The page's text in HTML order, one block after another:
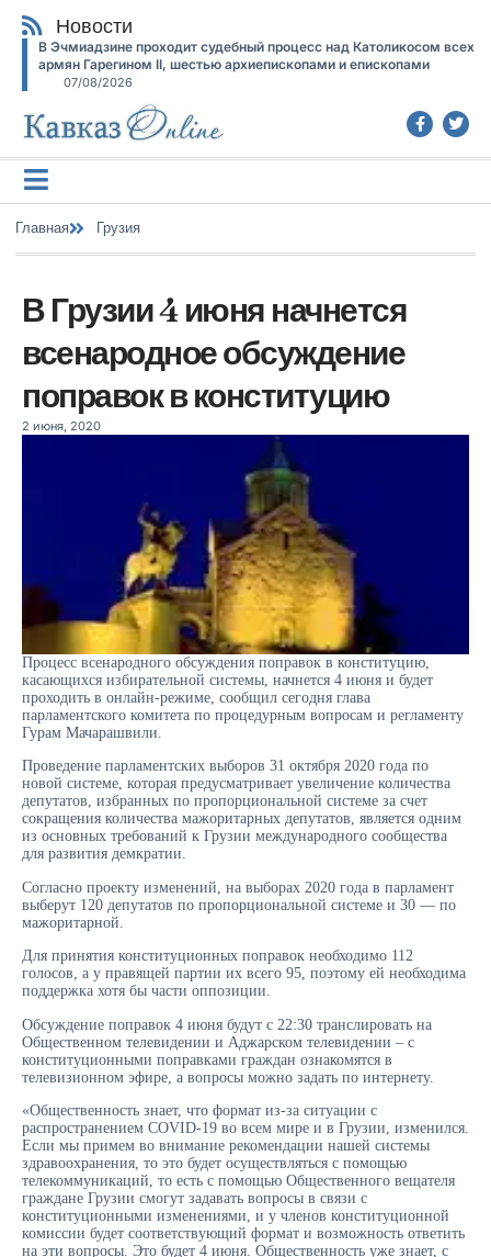
Новости
В Эчмиадзине проходит судебный процесс над Католикосом всех
армян Гарегином II, шестью архиепископами и епископами
07/08/2026
Главная Грузия
В Грузии 4 июня начнется
всенародное обсуждение
поправок в конституцию
2 июня, 2020
Процесс всенародного обсуждения поправок в конституцию,
касающихся избирательной системы, начнется 4 июня и будет
проходить в онлайн-режиме, сообщил сегодня глава
парламентского комитета по процедурным вопросам и регламенту
Гурам Мачарашвили.
Проведение парламентских выборов 31 октября 2020 года по
новой системе, которая предусматривает увеличение количества
депутатов, избранных по пропорциональной системе за счет
сокращения количества мажоритарных депутатов, является одним
из основных требований к Грузии международного сообщества
для развития демкратии.
Согласно проекту изменений, на выборах 2020 года в парламент
выберут 120 депутатов по пропорциональной системе и 30 — по
мажоритарной.
Для принятия конституционных поправок необходимо 112
голосов, а у правящей партии их всего 95, поэтому ей необходима
поддержка хотя бы части оппозиции.
Обсуждение поправок 4 июня будут с 22:30 транслировать на
Общественном телевидении и Аджарском телевидении – с
конституционными поправками граждан ознакомятся в
телевизионном эфире, а вопросы можно задать по интернету.
«Общественность знает, что формат из-за ситуации с
распространением COVID-19 во всем мире и в Грузии, изменился.
Если мы примем во внимание рекомендации нашей системы
здравоохранения, то это будет осуществляться с помощью
телекоммуникаций, то есть с помощью Общественного вещателя
граждане Грузии смогут задавать вопросы в связи с
конституционными изменениями, и у членов конституционной
комиссии будет соответствующий формат и возможность ответить
на эти вопросы. Это будет 4 июня. Общественность уже знает, с